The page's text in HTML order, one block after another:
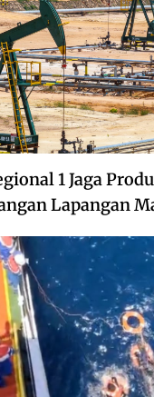
1 Jaga
Lapangan